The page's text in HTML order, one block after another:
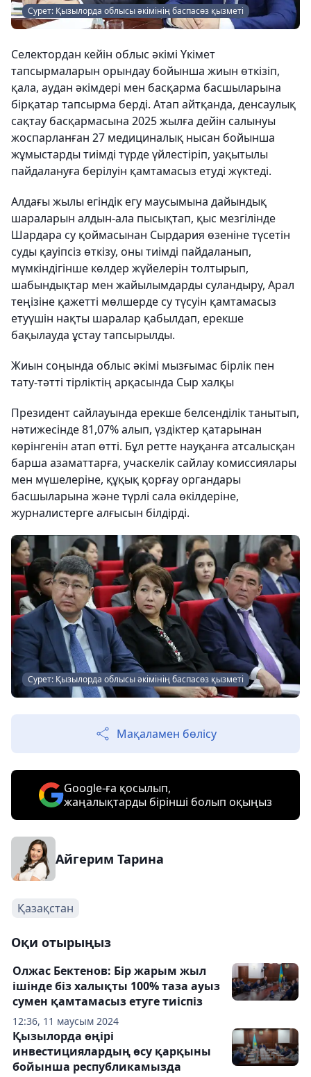
Сурет: Қызылорда облысы әкімінің баспасөз қызметі
Селектордан кейін облыс әкімі Үкімет
тапсырмаларын орындау бойынша жиын өткізіп,
қала, аудан әкімдері мен басқарма басшыларына
бірқатар тапсырма берді. Атап айтқанда, денсаулық
сақтау басқармасына 2025 жылға дейін салынуы
жоспарланған 27 медициналық нысан бойынша
жұмыстарды тиімді түрде үйлестіріп, уақытылы
пайдалануға берілуін қамтамасыз етуді жүктеді.
Алдағы жылы егіндік егу маусымына дайындық
шараларын алдын-ала пысықтап, қыс мезгілінде
Шардара су қоймасынан Сырдария өзеніне түсетін
суды қауіпсіз өткізу, оны тиімді пайдаланып,
мүмкіндігінше көлдер жүйелерін толтырып,
шабындықтар мен жайылымдарды суландыру, Арал
теңізіне қажетті мөлшерде су түсуін қамтамасыз
етуүшін нақты шаралар қабылдап, ерекше
бақылауда ұстау тапсырылды.
Жиын соңында облыс әкімі мызғымас бірлік пен
тату-тәтті тірліктің арқасында Сыр халқы
Президент сайлауында ерекше белсенділік танытып,
нәтижесінде 81,07% алып, үздіктер қатарынан
көрінгенін атап өтті. Бұл ретте науқанға атсалысқан
барша азаматтарға, учаскелік сайлау комиссиялары
мен мүшелеріне, құқық қорғау органдары
басшыларына және түрлі сала өкілдеріне,
журналистерге алғысын білдірді.
Сурет: Қызылорда облысы әкімінің баспасөз қызметі
Мақаламен бөлісу
Google-ға қосылып,
жаңалықтарды бірінші болып оқыңыз
Айгерим Тарина
Қазақстан
Оқи отырыңыз
12:36, 11 маусым 2024
Олжас Бектенов: Бір жарым жыл
ішінде біз халықты 100% таза ауыз
сумен қамтамасыз етуге тиіспіз
Қызылорда өңірі
инвестициялардың өсу қарқыны
бойынша республикамызда